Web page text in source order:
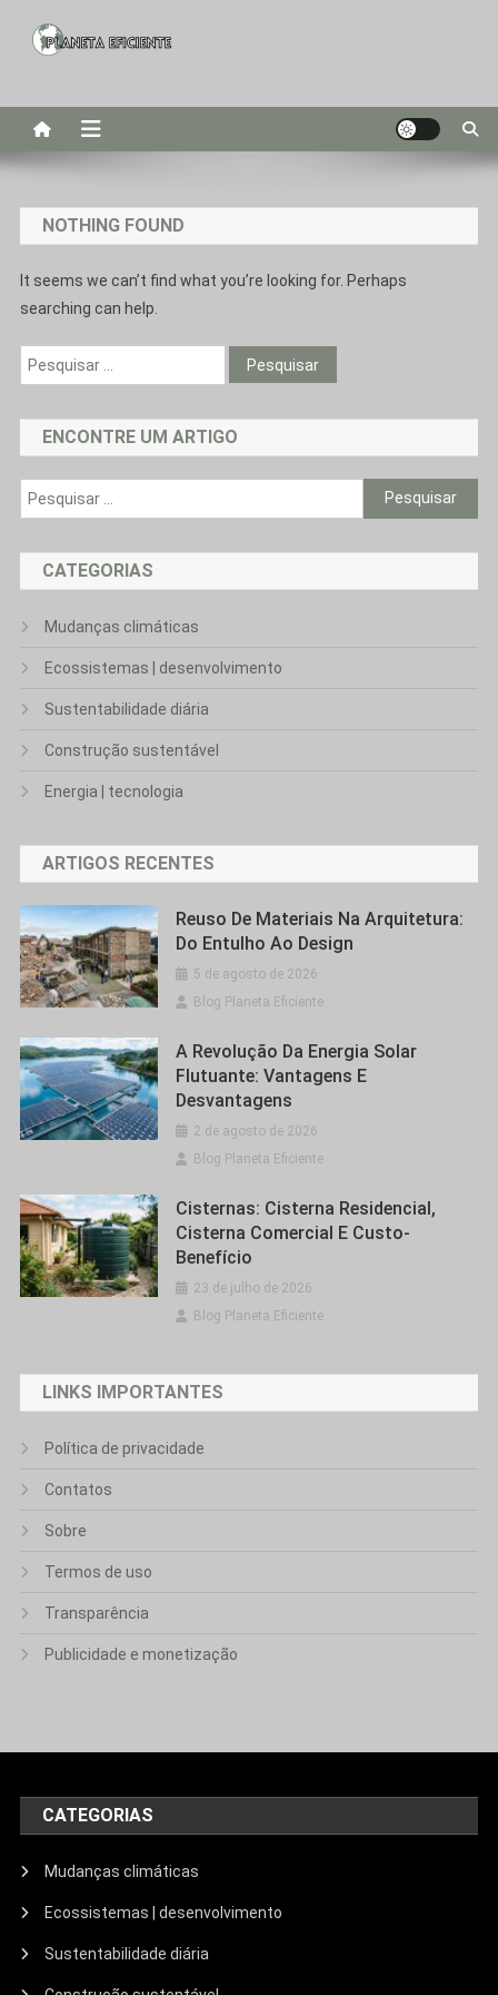
NOTHING FOUND
It seems we can’t find what you’re looking for. Perhaps
searching can help.
Pesquisar
por:
ENCONTRE UM ARTIGO
Pesquisar
por:
CATEGORIAS
Mudanças climáticas
Ecossistemas | desenvolvimento
Sustentabilidade diária
Construção sustentável
Energia | tecnologia
ARTIGOS RECENTES
Reuso De Materiais Na Arquitetura:
Do Entulho Ao Design
5 de agosto de 2026
Blog Planeta Eficiente
A Revolução Da Energia Solar
Flutuante: Vantagens E
Desvantagens
2 de agosto de 2026
Blog Planeta Eficiente
Cisternas: Cisterna Residencial,
Cisterna Comercial E Custo-
Benefício
23 de julho de 2026
Blog Planeta Eficiente
LINKS IMPORTANTES
Política de privacidade
Contatos
Sobre
Termos de uso
Transparência
Publicidade e monetização
CATEGORIAS
Mudanças climáticas
Ecossistemas | desenvolvimento
Sustentabilidade diária